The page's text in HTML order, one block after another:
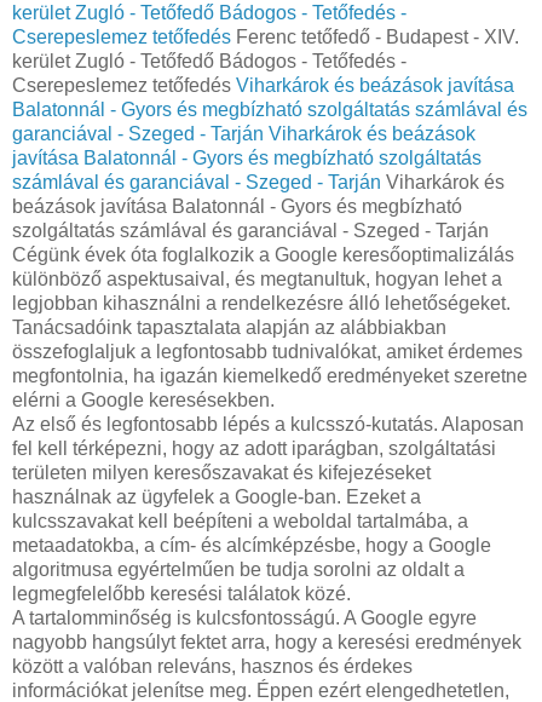
kerület Zugló - Tetőfedő Bádogos - Tetőfedés -
Cserepeslemez tetőfedés Ferenc tetőfedő - Budapest - XIV.
kerület Zugló - Tetőfedő Bádogos - Tetőfedés -
Cserepeslemez tetőfedés Viharkárok és beázások javítása
Balatonnál - Gyors és megbízható szolgáltatás számlával és
garanciával - Szeged - Tarján Viharkárok és beázások
javítása Balatonnál - Gyors és megbízható szolgáltatás
számlával és garanciával - Szeged - Tarján Viharkárok és
beázások javítása Balatonnál - Gyors és megbízható
szolgáltatás számlával és garanciával - Szeged - Tarján
Cégünk évek óta foglalkozik a Google keresőoptimalizálás
különböző aspektusaival, és megtanultuk, hogyan lehet a
legjobban kihasználni a rendelkezésre álló lehetőségeket.
Tanácsadóink tapasztalata alapján az alábbiakban
összefoglaljuk a legfontosabb tudnivalókat, amiket érdemes
megfontolnia, ha igazán kiemelkedő eredményeket szeretne
elérni a Google keresésekben.
Az első és legfontosabb lépés a kulcsszó-kutatás. Alaposan
fel kell térképezni, hogy az adott iparágban, szolgáltatási
területen milyen keresőszavakat és kifejezéseket
használnak az ügyfelek a Google-ban. Ezeket a
kulcsszavakat kell beépíteni a weboldal tartalmába, a
metaadatokba, a cím- és alcímképzésbe, hogy a Google
algoritmusa egyértelműen be tudja sorolni az oldalt a
legmegfelelőbb keresési találatok közé.
A tartalomminőség is kulcsfontosságú. A Google egyre
nagyobb hangsúlyt fektet arra, hogy a keresési eredmények
között a valóban releváns, hasznos és érdekes
információkat jelenítse meg. Éppen ezért elengedhetetlen,